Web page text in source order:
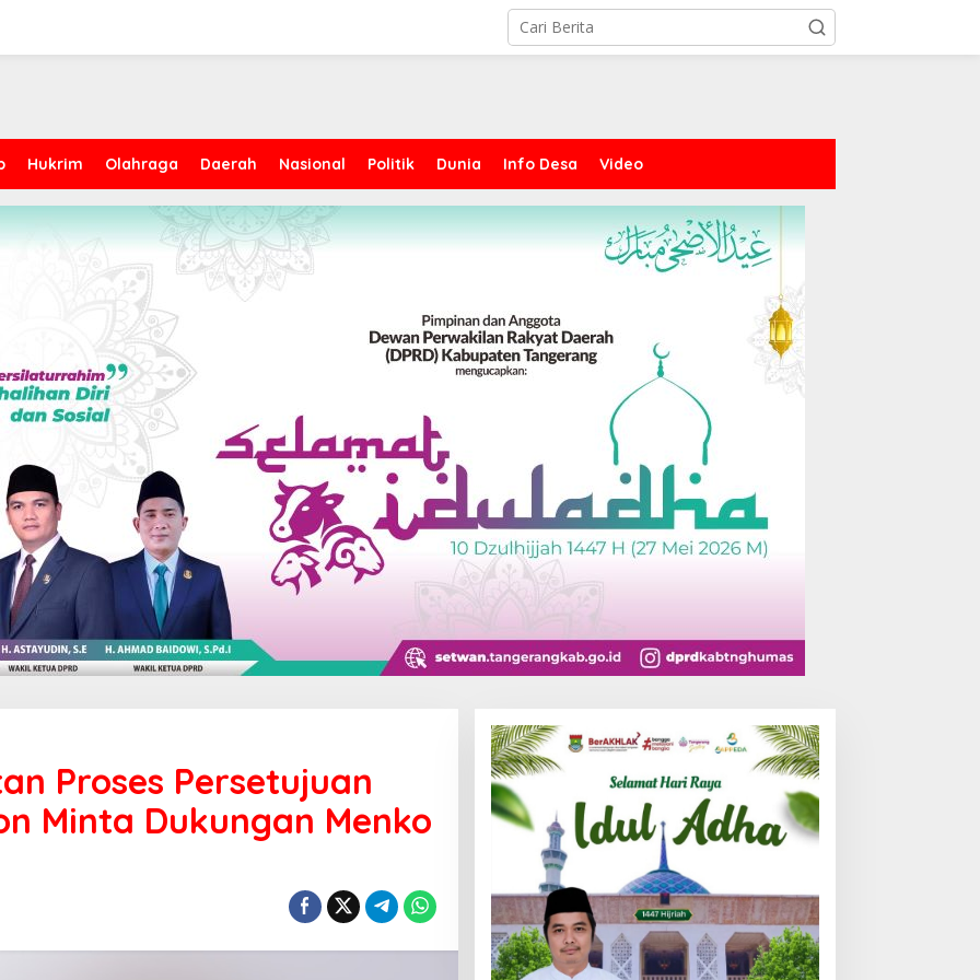
Hukrim Olahraga Daerah Nasional Politik Dunia Info Desa Video
Proses Persetujuan
Minta Dukungan Menko